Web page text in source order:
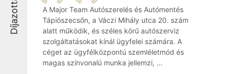
Díjazottak
A Major Team Autószerelés és Autómentés
Tápiószecsőn, a Váczi Mihály utca 20. szám
alatt működik, és széles körű autószerviz
szolgáltatásokat kínál ügyfelei számára. A
céget az ügyfélközpontú szemléletmód és
magas színvonalú munka jellemzi, ...